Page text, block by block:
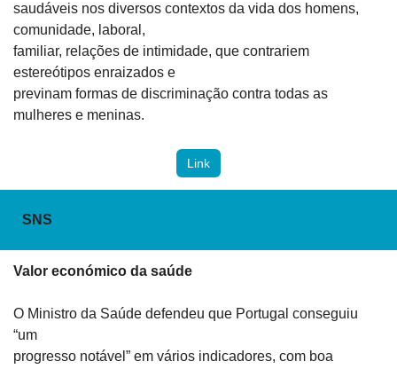
saudáveis nos diversos contextos da vida dos homens,
comunidade, laboral,
familiar, relações de intimidade, que contrariem
estereótipos enraizados e
previnam formas de discriminação contra todas as
mulheres e meninas.
Link
SNS
Valor económico da saúde
O Ministro da Saúde defendeu que Portugal conseguiu
“um
progresso notável” em vários indicadores, com boa